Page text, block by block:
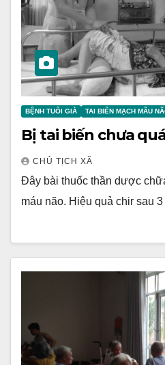
BỆNH TUỔI GIÀ TAI BIẾN MẠCH MÃU
Bị tai biến chưa
CHỦ TỊCH XÃ
Đây bài thuốc thần dược
máu não. Hiệu quả chir sau 3